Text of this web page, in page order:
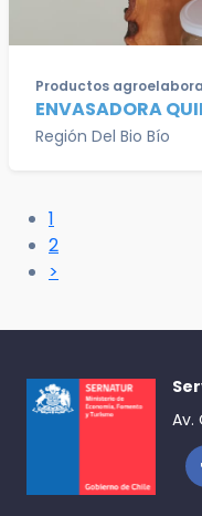
Productos
ENVASADORA
Región Del Bio Bío
1
2
>
Av.